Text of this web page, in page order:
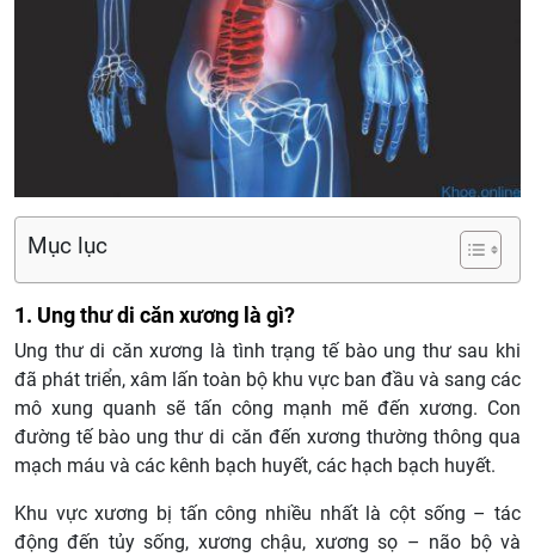
Mục lục
1. Ung thư di căn xương là gì?
Ung thư di căn xương là tình trạng tế bào ung thư sau khi
đã phát triển, xâm lấn toàn bộ khu vực ban đầu và sang các
mô xung quanh sẽ tấn công mạnh mẽ đến xương. Con
đường tế bào ung thư di căn đến xương thường thông qua
mạch máu và các kênh bạch huyết, các hạch bạch huyết.
Khu vực xương bị tấn công nhiều nhất là cột sống – tác
động đến tủy sống, xương chậu, xương sọ – não bộ và